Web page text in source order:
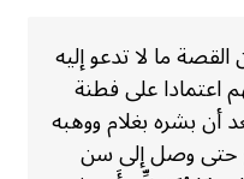
ما لا تدعو إليه
اعتمادا على فطنة
أن بشره بغلام ووهبه
حتى وصل إلى سن